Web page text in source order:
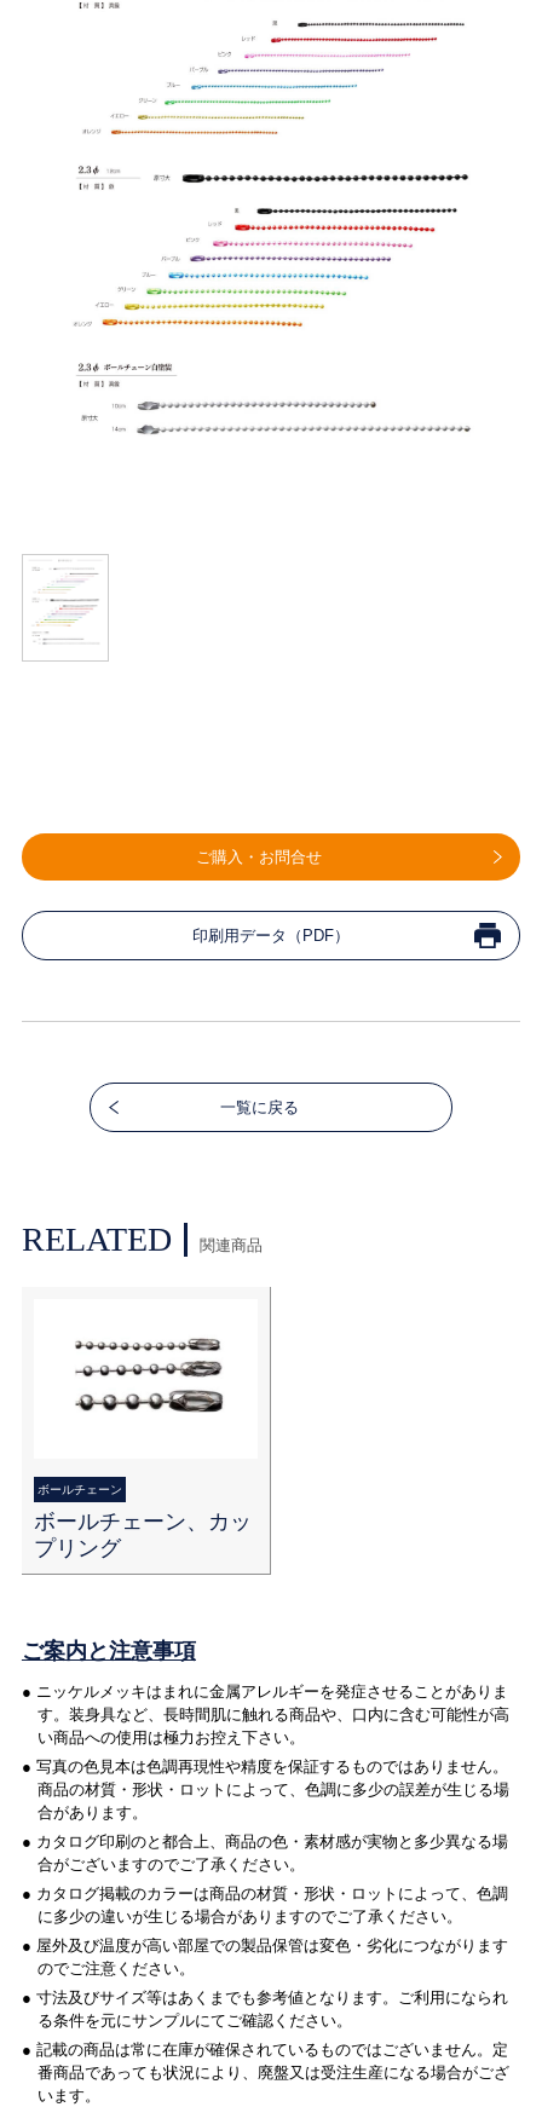
ご購入・お問合せ
印刷用データ（PDF）
一覧に戻る
RELATED 関連商品
ボールチェーン
ボールチェーン、カッ
プリング
ご案内と注意事項
● ニッケルメッキはまれに金属アレルギーを発症させることがありま
す。装身具など、長時間肌に触れる商品や、口内に含む可能性が高
い商品への使用は極力お控え下さい。
● 写真の色見本は色調再現性や精度を保証するものではありません。
商品の材質・形状・ロットによって、色調に多少の誤差が生じる場
合があります。
● カタログ印刷のと都合上、商品の色・素材感が実物と多少異なる場
合がございますのでご了承ください。
● カタログ掲載のカラーは商品の材質・形状・ロットによって、色調
に多少の違いが生じる場合がありますのでご了承ください。
● 屋外及び温度が高い部屋での製品保管は変色・劣化につながります
のでご注意ください。
● 寸法及びサイズ等はあくまでも参考値となります。ご利用になられ
る条件を元にサンプルにてご確認ください。
● 記載の商品は常に在庫が確保されているものではございません。定
番商品であっても状況により、廃盤又は受注生産になる場合がござ
います。